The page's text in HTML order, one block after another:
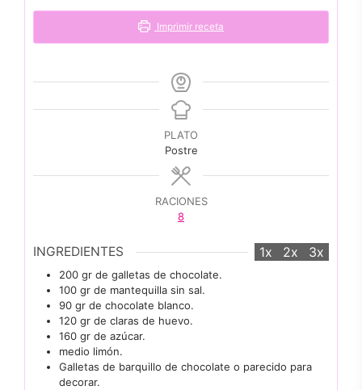
Imprimir receta
PLATO
Postre
RACIONES
8
INGREDIENTES 1x 2x 3x
200 gr de galletas de chocolate.
100 gr de mantequilla sin sal.
90 gr de chocolate blanco.
120 gr de claras de huevo.
160 gr de azúcar.
medio limón.
Galletas de barquillo de chocolate o parecido para
decorar.